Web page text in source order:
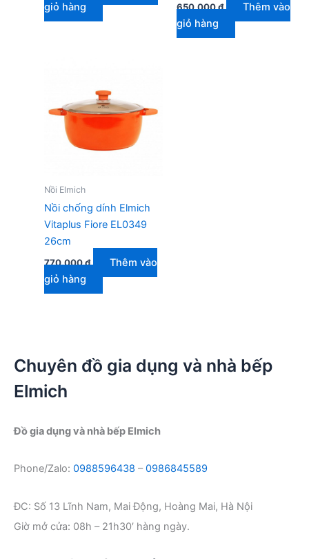
giỏ hàng
650.000₫
Thêm vào
giỏ hàng
Nồi Elmich
Nồi chống dính Elmich
Vitaplus Fiore EL0349
26cm
770.000₫
Thêm vào
giỏ hàng
Chuyên đồ gia dụng và nhà bếp
Elmich
Đồ gia dụng và nhà bếp Elmich
Phone/Zalo: 0988596438 –0986845589
ĐC: Số 13 Lĩnh Nam, Mai Động, Hoàng Mai, Hà Nội
Giờ mở cửa: 08h – 21h30′ hàng ngày.